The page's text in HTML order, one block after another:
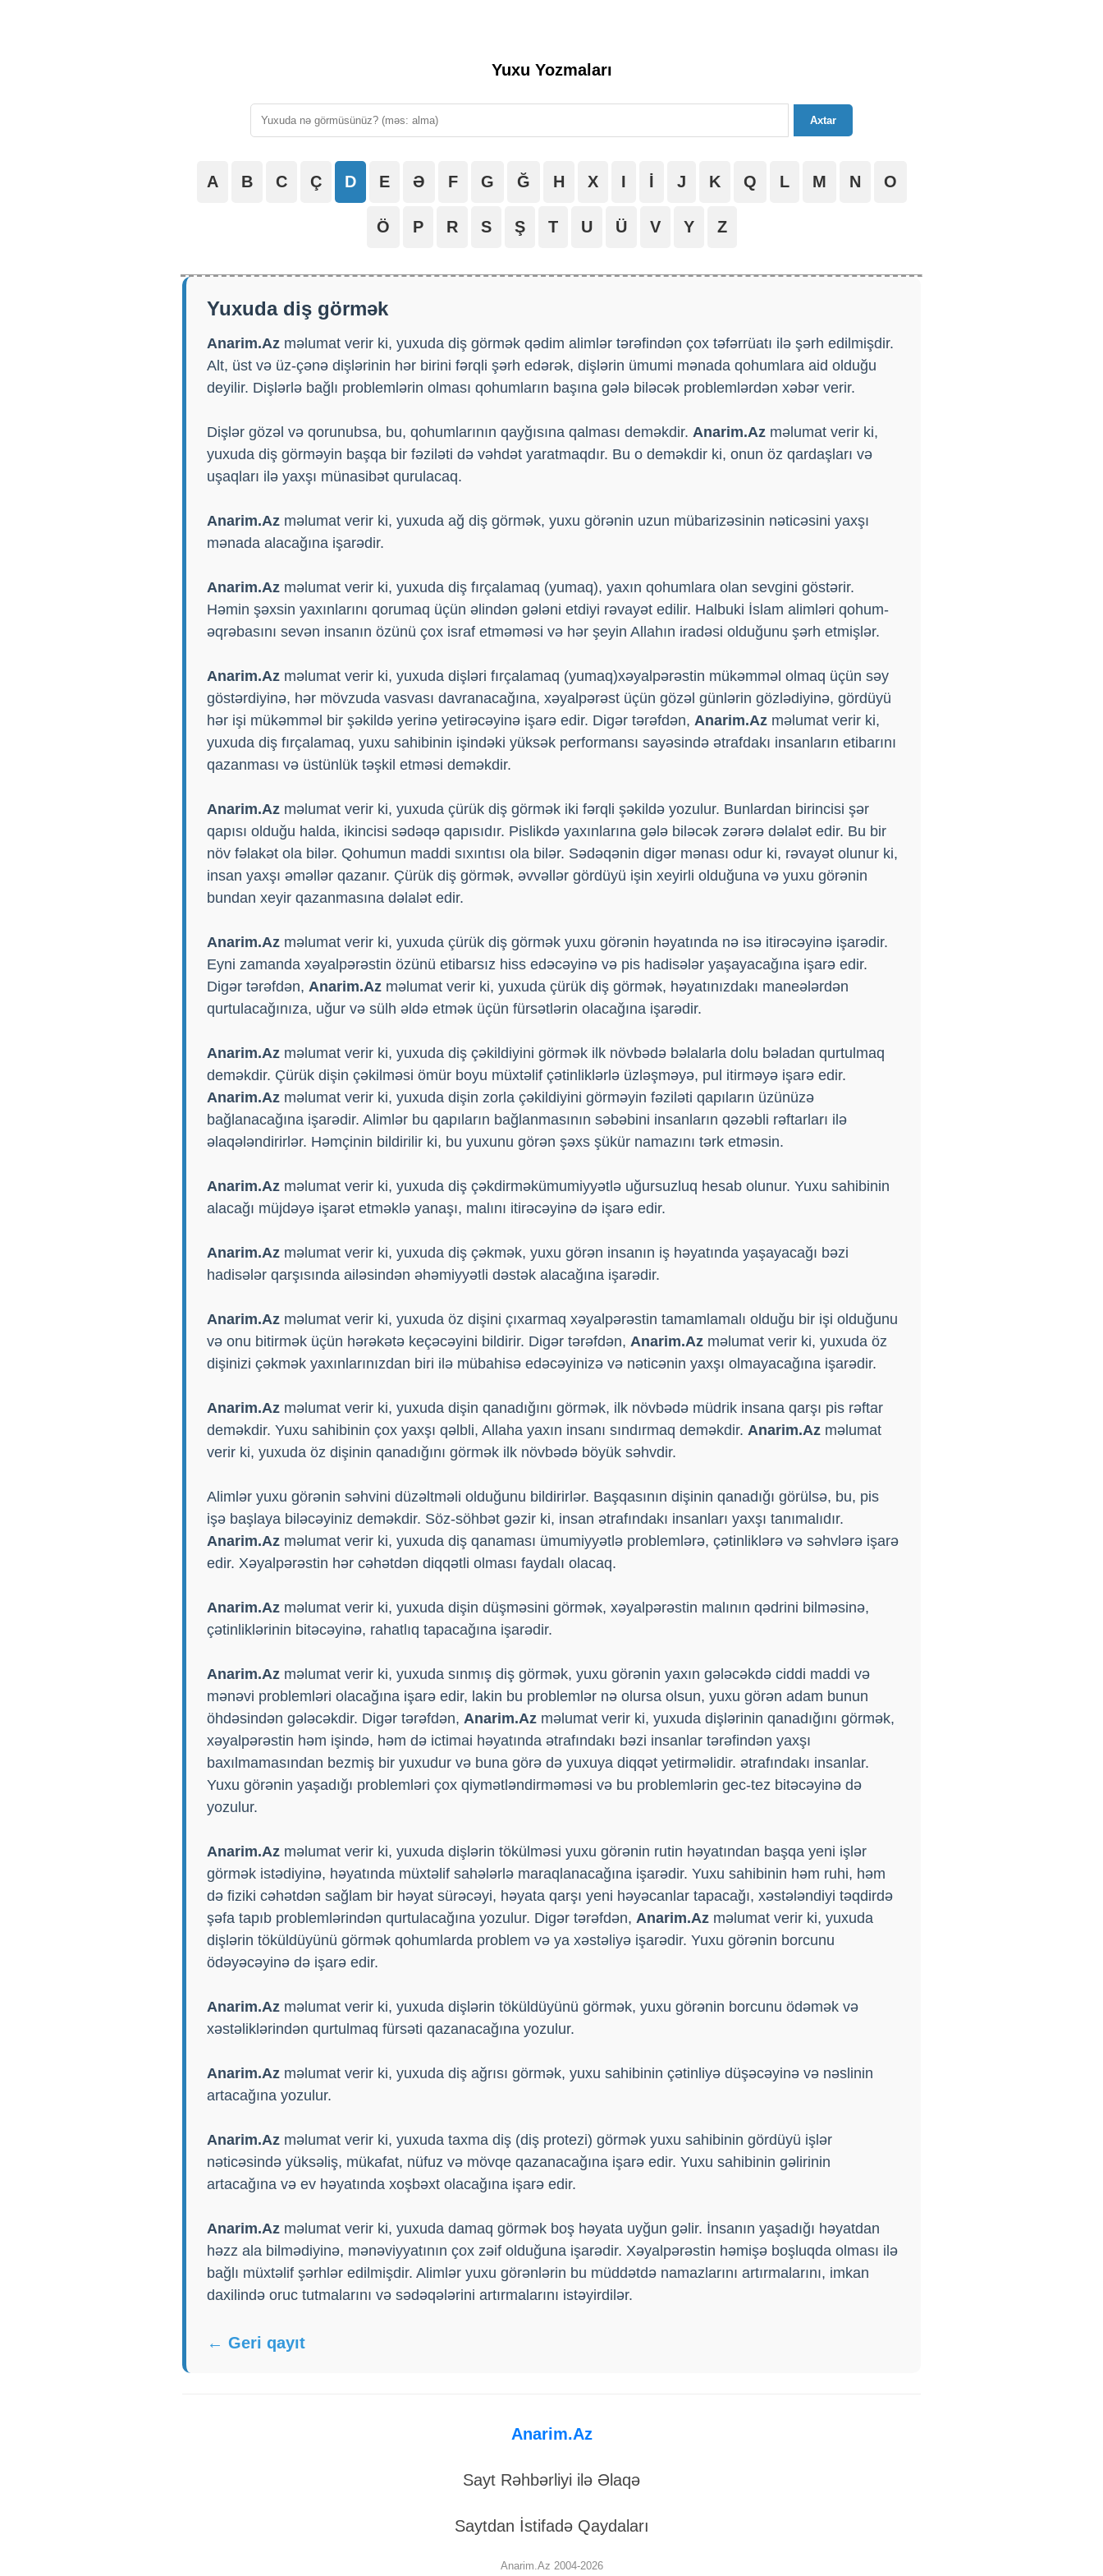
Yuxu Yozmaları
Axtar
A B C Ç D E Ə F G Ğ H X I İ J K Q L M N O
Ö P R S Ş T U Ü V Y Z
Yuxuda diş görmək
Anarim.Az məlumat verir ki, yuxuda diş görmək qədim alimlər tərəfindən çox təfərrüatı ilə şərh edilmişdir.
Alt, üst və üz-çənə dişlərinin hər birini fərqli şərh edərək, dişlərin ümumi mənada qohumlara aid olduğu
deyilir. Dişlərlə bağlı problemlərin olması qohumların başına gələ biləcək problemlərdən xəbər verir.
Dişlər gözəl və qorunubsa, bu, qohumlarının qayğısına qalması deməkdir. Anarim.Az məlumat verir ki,
yuxuda diş görməyin başqa bir fəziləti də vəhdət yaratmaqdır. Bu o deməkdir ki, onun öz qardaşları və
uşaqları ilə yaxşı münasibət qurulacaq.
Anarim.Az məlumat verir ki, yuxuda ağ diş görmək, yuxu görənin uzun mübarizəsinin nəticəsini yaxşı
mənada alacağına işarədir.
Anarim.Az məlumat verir ki, yuxuda diş fırçalamaq (yumaq), yaxın qohumlara olan sevgini göstərir.
Həmin şəxsin yaxınlarını qorumaq üçün əlindən gələni etdiyi rəvayət edilir. Halbuki İslam alimləri qohum-
əqrəbasını sevən insanın özünü çox israf etməməsi və hər şeyin Allahın iradəsi olduğunu şərh etmişlər.
Anarim.Az məlumat verir ki, yuxuda dişləri fırçalamaq (yumaq)xəyalpərəstin mükəmməl olmaq üçün səy
göstərdiyinə, hər mövzuda vasvası davranacağına, xəyalpərəst üçün gözəl günlərin gözlədiyinə, gördüyü
hər işi mükəmməl bir şəkildə yerinə yetirəcəyinə işarə edir. Digər tərəfdən, Anarim.Az məlumat verir ki,
yuxuda diş fırçalamaq, yuxu sahibinin işindəki yüksək performansı sayəsində ətrafdakı insanların etibarını
qazanması və üstünlük təşkil etməsi deməkdir.
Anarim.Az məlumat verir ki, yuxuda çürük diş görmək iki fərqli şəkildə yozulur. Bunlardan birincisi şər
qapısı olduğu halda, ikincisi sədəqə qapısıdır. Pislikdə yaxınlarına gələ biləcək zərərə dəlalət edir. Bu bir
növ fəlakət ola bilər. Qohumun maddi sıxıntısı ola bilər. Sədəqənin digər mənası odur ki, rəvayət olunur ki,
insan yaxşı əməllər qazanır. Çürük diş görmək, əvvəllər gördüyü işin xeyirli olduğuna və yuxu görənin
bundan xeyir qazanmasına dəlalət edir.
Anarim.Az məlumat verir ki, yuxuda çürük diş görmək yuxu görənin həyatında nə isə itirəcəyinə işarədir.
Eyni zamanda xəyalpərəstin özünü etibarsız hiss edəcəyinə və pis hadisələr yaşayacağına işarə edir.
Digər tərəfdən, Anarim.Az məlumat verir ki, yuxuda çürük diş görmək, həyatınızdakı maneələrdən
qurtulacağınıza, uğur və sülh əldə etmək üçün fürsətlərin olacağına işarədir.
Anarim.Az məlumat verir ki, yuxuda diş çəkildiyini görmək ilk növbədə bəlalarla dolu bəladan qurtulmaq
deməkdir. Çürük dişin çəkilməsi ömür boyu müxtəlif çətinliklərlə üzləşməyə, pul itirməyə işarə edir.
Anarim.Az məlumat verir ki, yuxuda dişin zorla çəkildiyini görməyin fəziləti qapıların üzünüzə
bağlanacağına işarədir. Alimlər bu qapıların bağlanmasının səbəbini insanların qəzəbli rəftarları ilə
əlaqələndirirlər. Həmçinin bildirilir ki, bu yuxunu görən şəxs şükür namazını tərk etməsin.
Anarim.Az məlumat verir ki, yuxuda diş çəkdirməkümumiyyətlə uğursuzluq hesab olunur. Yuxu sahibinin
alacağı müjdəyə işarət etməklə yanaşı, malını itirəcəyinə də işarə edir.
Anarim.Az məlumat verir ki, yuxuda diş çəkmək, yuxu görən insanın iş həyatında yaşayacağı bəzi
hadisələr qarşısında ailəsindən əhəmiyyətli dəstək alacağına işarədir.
Anarim.Az məlumat verir ki, yuxuda öz dişini çıxarmaq xəyalpərəstin tamamlamalı olduğu bir işi olduğunu
və onu bitirmək üçün hərəkətə keçəcəyini bildirir. Digər tərəfdən, Anarim.Az məlumat verir ki, yuxuda öz
dişinizi çəkmək yaxınlarınızdan biri ilə mübahisə edəcəyinizə və nəticənin yaxşı olmayacağına işarədir.
Anarim.Az məlumat verir ki, yuxuda dişin qanadığını görmək, ilk növbədə müdrik insana qarşı pis rəftar
deməkdir. Yuxu sahibinin çox yaxşı qəlbli, Allaha yaxın insanı sındırmaq deməkdir. Anarim.Az məlumat
verir ki, yuxuda öz dişinin qanadığını görmək ilk növbədə böyük səhvdir.
Alimlər yuxu görənin səhvini düzəltməli olduğunu bildirirlər. Başqasının dişinin qanadığı görülsə, bu, pis
işə başlaya biləcəyiniz deməkdir. Söz-söhbət gəzir ki, insan ətrafındakı insanları yaxşı tanımalıdır.
Anarim.Az məlumat verir ki, yuxuda diş qanaması ümumiyyətlə problemlərə, çətinliklərə və səhvlərə işarə
edir. Xəyalpərəstin hər cəhətdən diqqətli olması faydalı olacaq.
Anarim.Az məlumat verir ki, yuxuda dişin düşməsini görmək, xəyalpərəstin malının qədrini bilməsinə,
çətinliklərinin bitəcəyinə, rahatlıq tapacağına işarədir.
Anarim.Az məlumat verir ki, yuxuda sınmış diş görmək, yuxu görənin yaxın gələcəkdə ciddi maddi və
mənəvi problemləri olacağına işarə edir, lakin bu problemlər nə olursa olsun, yuxu görən adam bunun
öhdəsindən gələcəkdir. Digər tərəfdən, Anarim.Az məlumat verir ki, yuxuda dişlərinin qanadığını görmək,
xəyalpərəstin həm işində, həm də ictimai həyatında ətrafındakı bəzi insanlar tərəfindən yaxşı
baxılmamasından bezmiş bir yuxudur və buna görə də yuxuya diqqət yetirməlidir. ətrafındakı insanlar.
Yuxu görənin yaşadığı problemləri çox qiymətləndirməməsi və bu problemlərin gec-tez bitəcəyinə də
yozulur.
Anarim.Az məlumat verir ki, yuxuda dişlərin tökülməsi yuxu görənin rutin həyatından başqa yeni işlər
görmək istədiyinə, həyatında müxtəlif sahələrlə maraqlanacağına işarədir. Yuxu sahibinin həm ruhi, həm
də fiziki cəhətdən sağlam bir həyat sürəcəyi, həyata qarşı yeni həyəcanlar tapacağı, xəstələndiyi təqdirdə
şəfa tapıb problemlərindən qurtulacağına yozulur. Digər tərəfdən, Anarim.Az məlumat verir ki, yuxuda
dişlərin töküldüyünü görmək qohumlarda problem və ya xəstəliyə işarədir. Yuxu görənin borcunu
ödəyəcəyinə də işarə edir.
Anarim.Az məlumat verir ki, yuxuda dişlərin töküldüyünü görmək, yuxu görənin borcunu ödəmək və
xəstəliklərindən qurtulmaq fürsəti qazanacağına yozulur.
Anarim.Az məlumat verir ki, yuxuda diş ağrısı görmək, yuxu sahibinin çətinliyə düşəcəyinə və nəslinin
artacağına yozulur.
Anarim.Az məlumat verir ki, yuxuda taxma diş (diş protezi) görmək yuxu sahibinin gördüyü işlər
nəticəsində yüksəliş, mükafat, nüfuz və mövqe qazanacağına işarə edir. Yuxu sahibinin gəlirinin
artacağına və ev həyatında xoşbəxt olacağına işarə edir.
Anarim.Az məlumat verir ki, yuxuda damaq görmək boş həyata uyğun gəlir. İnsanın yaşadığı həyatdan
həzz ala bilmədiyinə, mənəviyyatının çox zəif olduğuna işarədir. Xəyalpərəstin həmişə boşluqda olması ilə
bağlı müxtəlif şərhlər edilmişdir. Alimlər yuxu görənlərin bu müddətdə namazlarını artırmalarını, imkan
daxilində oruc tutmalarını və sədəqələrini artırmalarını istəyirdilər.
← Geri qayıt
Anarim.Az
Sayt Rəhbərliyi ilə Əlaqə
Saytdan İstifadə Qaydaları
Anarim.Az 2004-2026